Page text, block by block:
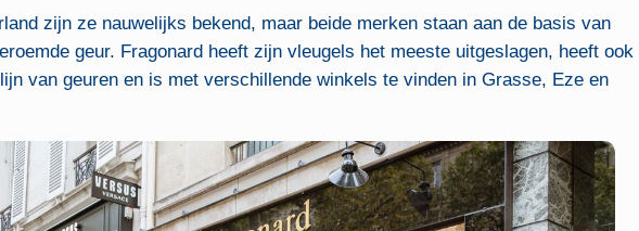
zijn ze nauwelijks bekend, maar beide merken staan aan de basis van
geur. Fragonard heeft zijn vleugels het meeste uitgeslagen, heeft ook
van geuren en is met verschillende winkels te vinden in Grasse, Eze en